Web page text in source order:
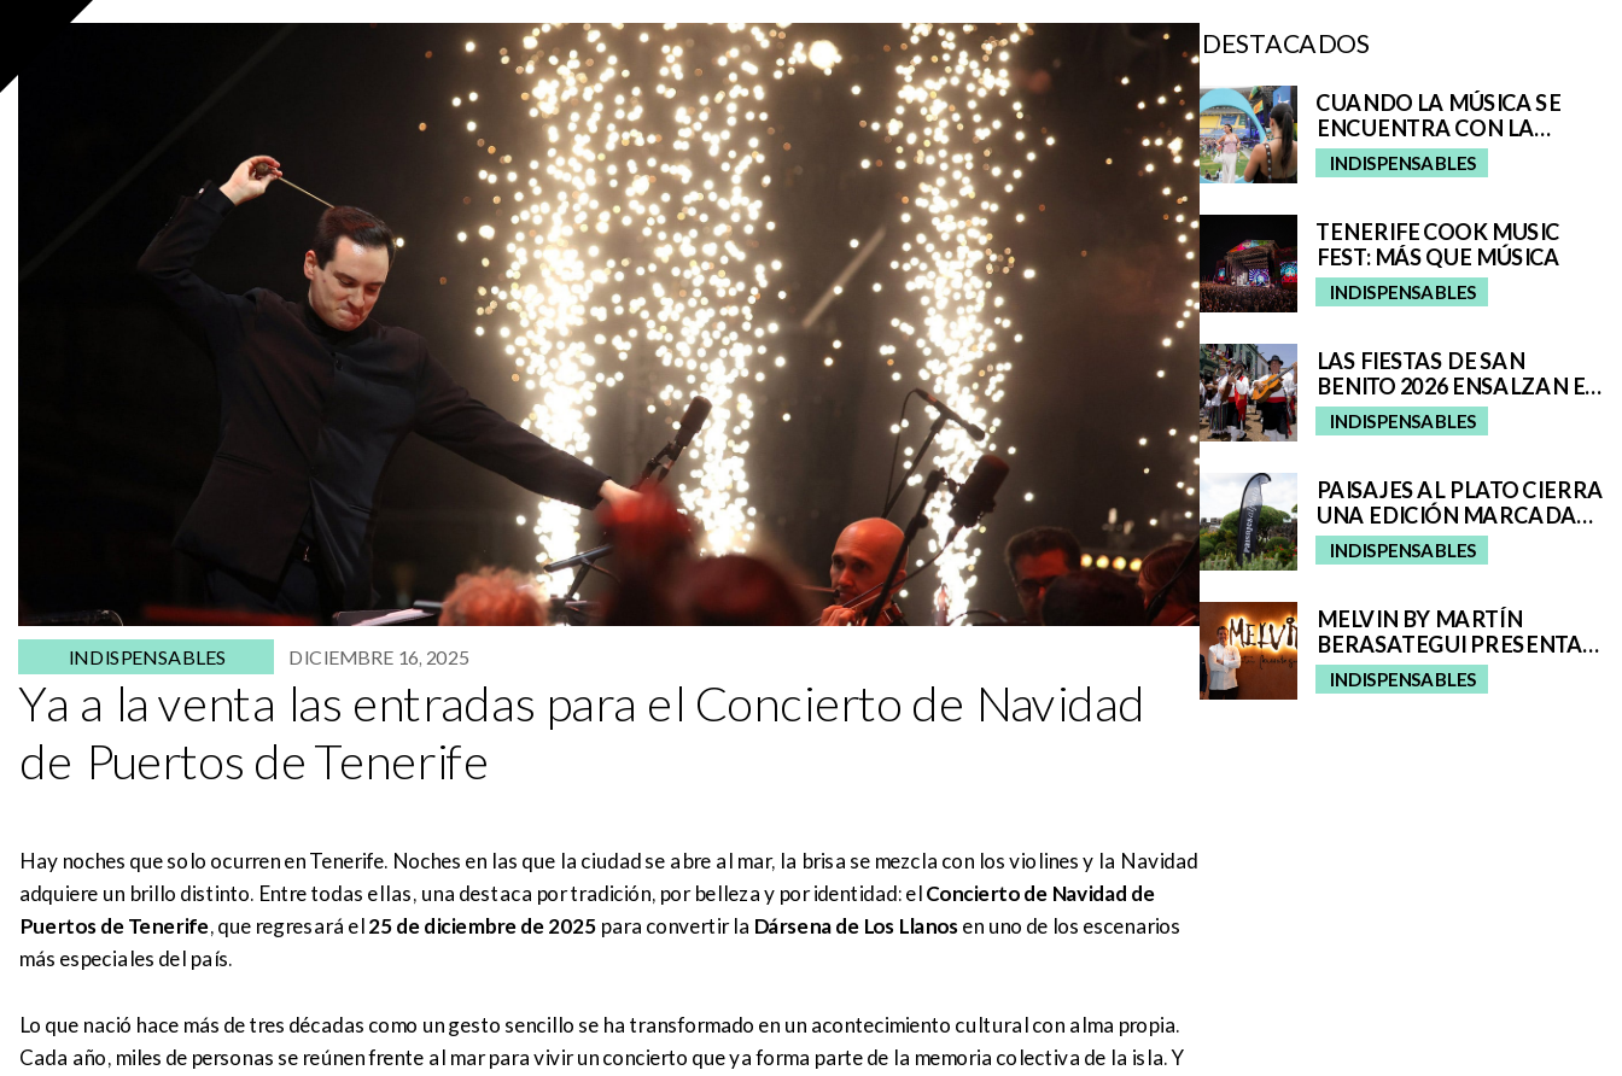
INDISPENSABLES DICIEMBRE 16, 2025
Ya a la venta las entradas para el Concierto de Navidad
de Puertos de Tenerife
Hay noches que solo ocurren en Tenerife. Noches en las que la ciudad se abre al mar, la brisa se mezcla con los violines y la Navidad
adquiere un brillo distinto. Entre todas ellas, una destaca por tradición, por belleza y por identidad: elConcierto de Navidad de
Puertos de Tenerife, que regresará el25 de diciembre de 2025 para convertir la Dársena de Los Llanosen uno de los escenarios
más especiales del país.
Lo que nació hace más de tres décadas como un gesto sencillo se ha transformado en un acontecimiento cultural con alma propia.
Cada año, miles de personas se reúnen frente al mar para vivir un concierto que ya forma parte de la memoria colectiva de la isla. Y
DESTACADOS
CUANDO LA MÚSICA SE
ENCUENTRA CON LA
EXPERIENCIA: ASÍ SE VIVIÓ
EL UNIVERSO REMIX DE
FEST
INDISPENSABLES
TENERIFE COOK MUSIC
FEST: MÁS QUE MÚSICA
INDISPENSABLES
LAS FIESTAS DE SAN
BENITO 2026 ENSALZAN EL
FOLCLORE Y LAS
TRADICIONES DE TENERIFE
CRISTÓBAL A SU ROMERÍA
REGIONAL
INDISPENSABLES
PAISAJES AL PLATO CIERRA
UNA EDICIÓN MARCADA
POR EL TALENTO
GASTRONÓMICO Y LA
PAISAJE
INDISPENSABLES
MELVIN BY MARTÍN
BERASATEGUI PRESENTA
“MELVIN ALCHEMY”, UNA
EXPERIENCIA QUE
INDISPENSABLES